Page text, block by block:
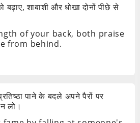
बढ़ाए, शाबाशी और धोखा दोनों पीछे से
of your back, both praise
from behind.
पाने के बदले अपने पैरों पर
लो।